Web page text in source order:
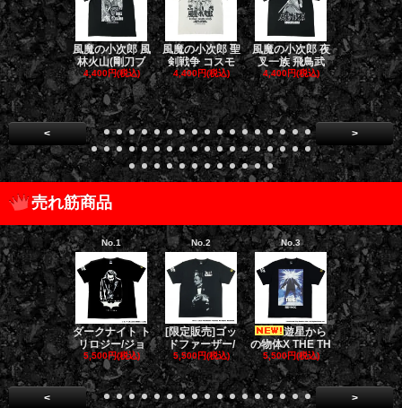
風魔の小次郎 風
林火山(剛刀ブ
4,400円(税込)
風魔の小次郎 聖
剣戦争 コスモ
4,400円(税込)
風魔の小次郎 夜
叉一族 飛鳥武
4,400円(税込)
風魔の小次
魔一族 竜
4,400円(税
< >
売れ筋商品
No.1
ダークナイト ト
リロジー/ジョ
5,500円(税込)
No.2
[限定販売]ゴッ
ドファーザー/
5,500円(税込)
No.3
遊星から
の物体X THE TH
5,500円(税込)
No.4
ゴー
バスターズ
E
5,500円(税
< >